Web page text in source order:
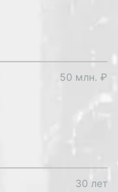
50 млн. ₽
30 лет